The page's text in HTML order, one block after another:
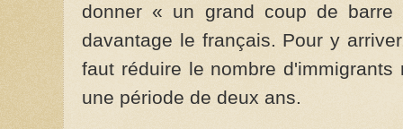
donner « un grand coup de barre
davantage le français. Pour y
faut réduire le nombre
une période de deux ans.